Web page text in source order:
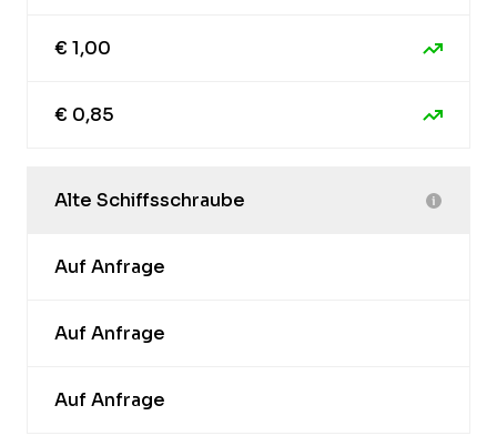
€ 1,00
€ 0,85
Alte Schiffsschraube
Auf Anfrage
Auf Anfrage
Auf Anfrage